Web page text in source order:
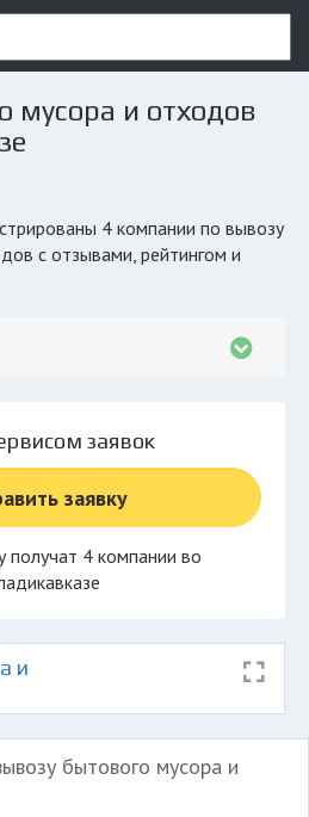
мусора и отходов
с отзывами, рейтингом и
заявок
заявку
получат 4 компании во
и
бытового мусора и